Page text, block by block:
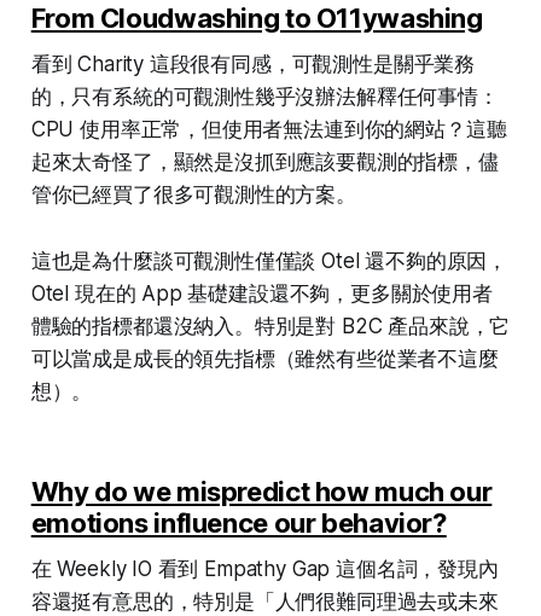
From Cloudwashing to O11ywashing
看到 Charity 這段很有同感，可觀測性是關乎業務
的，只有系統的可觀測性幾乎沒辦法解釋任何事情：
CPU 使用率正常，但使用者無法連到你的網站？這聽
起來太奇怪了，顯然是沒抓到應該要觀測的指標，儘
管你已經買了很多可觀測性的方案。
這也是為什麼談可觀測性僅僅談 Otel 還不夠的原因，
Otel 現在的 App 基礎建設還不夠，更多關於使用者
體驗的指標都還沒納入。特別是對 B2C 產品來說，它
可以當成是成長的領先指標（雖然有些從業者不這麼
想）。
Why do we mispredict how much our
emotions influence our behavior?
在 Weekly IO 看到 Empathy Gap 這個名詞，發現內
容還挺有意思的，特別是「人們很難同理過去或未來